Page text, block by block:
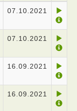
07.10.2021
07.10.2021
16.09.2021
16.09.2021